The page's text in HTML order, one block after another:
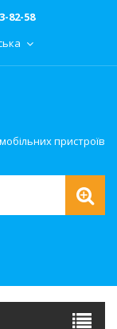
82-58
пристроїв